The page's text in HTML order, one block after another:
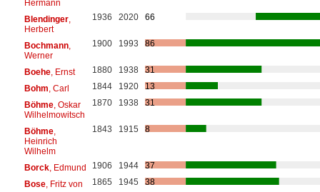
Hermann
Blendinger,
Herbert
1936 2020 66
Bochmann,
Werner
1900 1993 86
Boehe, Ernst 1880 1938
31
Bohm , Carl 1844 1920
13
Böhme, Oskar
Wilhelmowitsch
1870 1938 31
Böhme,
Heinrich
Wilhelm
1843 1915 8
Borck, Edmund 1906 1944
37
Bose, Fritz von 1865 1945
38